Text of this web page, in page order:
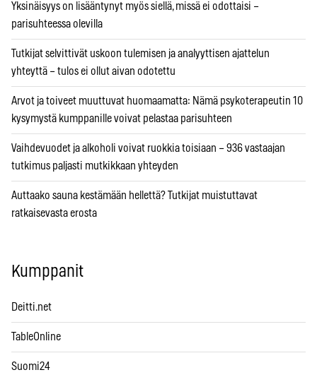
Yksinäisyys on lisääntynyt myös siellä, missä ei odottaisi –
parisuhteessa olevilla
Tutkijat selvittivät uskoon tulemisen ja analyyttisen ajattelun
yhteyttä – tulos ei ollut aivan odotettu
Arvot ja toiveet muuttuvat huomaamatta: Nämä psykoterapeutin 10
kysymystä kumppanille voivat pelastaa parisuhteen
Vaihdevuodet ja alkoholi voivat ruokkia toisiaan – 936 vastaajan
tutkimus paljasti mutkikkaan yhteyden
Auttaako sauna kestämään hellettä? Tutkijat muistuttavat
ratkaisevasta erosta
Kumppanit
Deitti.net
TableOnline
Suomi24